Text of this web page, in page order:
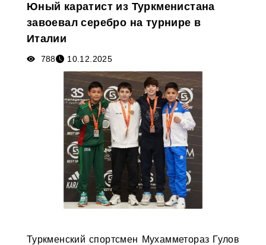
Медиа
Афиша
Юный каратист из Туркменистана
завоевал серебро на турнире в
Италии
788 10.12.2025
Туркменский спортсмен Мухамметораз Гулов